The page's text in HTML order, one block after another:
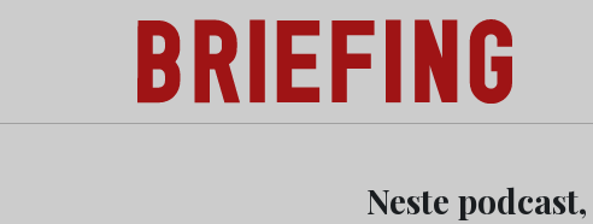
Briefing: Todas as notícias sobre os negócios do
Neste